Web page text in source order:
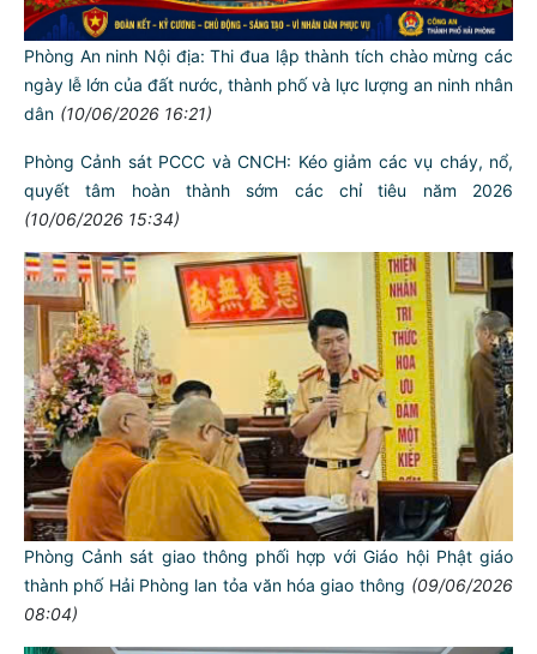
chung của toàn xã hội (12/06/2026 15:19)
Trang bị kiến thức về tài sản mã hoá và công nghệ Blockchain
cho cán bộ, chiến sĩ CATP Hải Phòng (11/06/2026 21:31)